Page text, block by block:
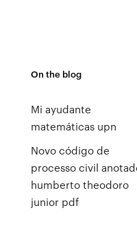
On the blog
Mi ayudante
matemáticas upn
Novo código de
processo civil
humberto theodoro
junior pdf